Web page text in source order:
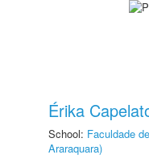
Érika
School: Faculdade
Araraquara)